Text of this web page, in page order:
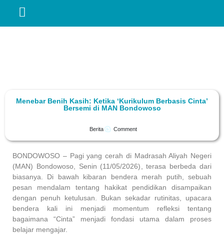
Menebar Benih Kasih: Ketika ‘Kurikulum Berbasis Cinta’
Bersemi di MAN Bondowoso
Berita Comment
BONDOWOSO – Pagi yang cerah di Madrasah Aliyah Negeri
(MAN) Bondowoso, Senin (11/05/2026), terasa berbeda dari
biasanya. Di bawah kibaran bendera merah putih, sebuah
pesan mendalam tentang hakikat pendidikan disampaikan
dengan penuh ketulusan. Bukan sekadar rutinitas, upacara
bendera kali ini menjadi momentum refleksi tentang
bagaimana “Cinta” menjadi fondasi utama dalam proses
belajar mengajar.